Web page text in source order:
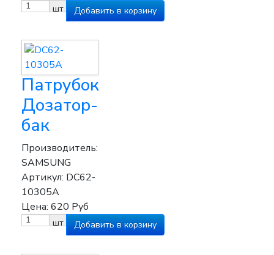
шт
Патрубок
Дозатор-
бак
Производитель:
SAMSUNG
Артикул: DC62-
10305A
Цена: 620 Руб
шт